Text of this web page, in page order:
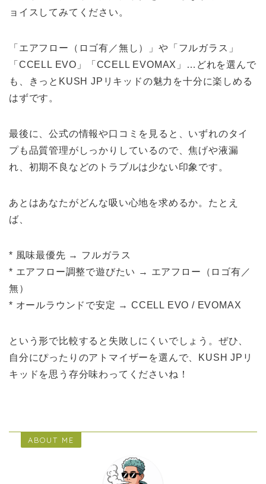
ョイスしてみてください。
「エアフロー（ロゴ有／無し）」や「フルガラス」
「CCELL EVO」「CCELL EVOMAX」…どれを選んで
も、きっとKUSH JPリキッドの魅力を十分に楽しめる
はずです。
最後に、公式の情報や口コミを見ると、いずれのタイ
プも品質管理がしっかりしているので、焦げや液漏
れ、初期不良などのトラブルは少ない印象です。
あとはあなたがどんな吸い心地を求めるか。たとえ
ば、
* 風味最優先 → フルガラス
* エアフロー調整で遊びたい → エアフロー（ロゴ有／
無）
* オールラウンドで安定 → CCELL EVO / EVOMAX
という形で比較すると失敗しにくいでしょう。ぜひ、
自分にぴったりのアトマイザーを選んで、KUSH JPリ
キッドを思う存分味わってくださいね！
ABOUT ME